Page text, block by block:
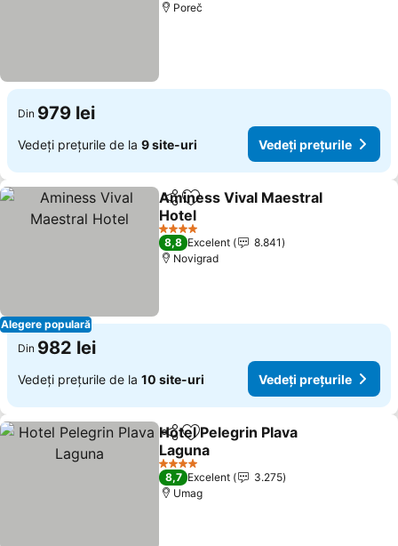
Poreč
Din 979 lei
Vedeți prețurile de la 9 site-uri Vedeți prețurile
Alegere populară
DistribuițiAdăugaţi la favorite
Aminess Vival Maestral
Hotel
4 Stele
8,8 Excelent
8.841
Novigrad
Din 982 lei
Vedeți prețurile de la 10 site-uri Vedeți prețurile
DistribuițiAdăugaţi la favorite
Hotel Pelegrin Plava
Laguna
4 Stele
8,7 Excelent
3.275
Umag